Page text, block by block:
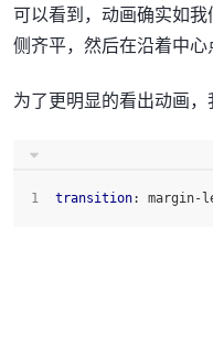
可以看到，动画确实如
侧齐平，然后在沿着中心
为了更明显的看出动画
transition: margin-